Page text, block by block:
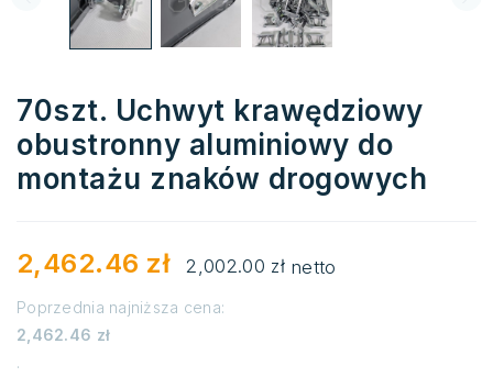
70szt. Uchwyt krawędziowy
obustronny aluminiowy do
montażu znaków drogowych
2,462.46 zł 2,002.00 zł netto
Poprzednia najniższa cena:
2,462.46 zł
.